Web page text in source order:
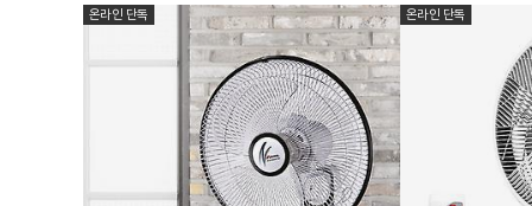
온라인 단독 온라인 단독